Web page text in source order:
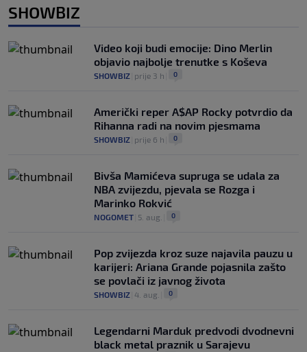
SHOWBIZ
Video koji budi emocije: Dino Merlin
objavio najbolje trenutke s Koševa
SHOWBIZ prije 3 h 0
Američki reper A$AP Rocky potvrdio da
Rihanna radi na novim pjesmama
SHOWBIZ prije 6 h 0
Bivša Mamićeva supruga se udala za
NBA zvijezdu, pjevala se Rozga i
Marinko Rokvić
NOGOMET 5. aug. 0
Pop zvijezda kroz suze najavila pauzu u
karijeri: Ariana Grande pojasnila zašto
se povlači iz javnog života
SHOWBIZ 4. aug. 0
Legendarni Marduk predvodi dvodnevni
black metal praznik u Sarajevu